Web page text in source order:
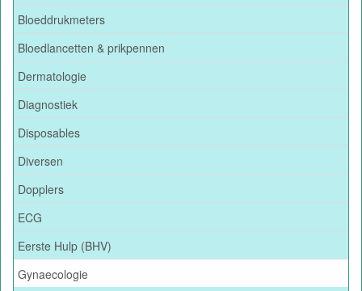
Bloeddrukmeters
Bloedlancetten & prikpennen
Dermatologie
Diagnostiek
Disposables
Diversen
Dopplers
ECG
Eerste Hulp (BHV)
Gynaecologie